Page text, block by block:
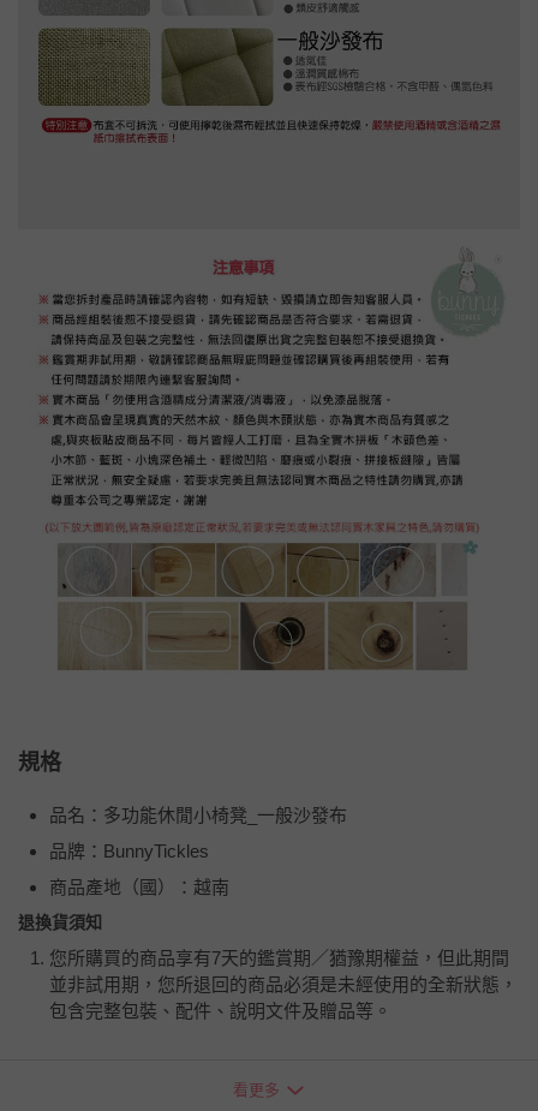
規格
品名：多功能休閒小椅凳_一般沙發布
品牌：BunnyTickles
商品產地（國）：越南
退換貨須知
您所購買的商品享有7天的鑑賞期／猶豫期權益，但此期間
並非試用期，您所退回的商品必須是未經使用的全新狀態，
包含完整包裝、配件、說明文件及贈品等。
瑕疵退換貨所產生的運費，將由媽咪愛負責處理，若非瑕疵
看更多